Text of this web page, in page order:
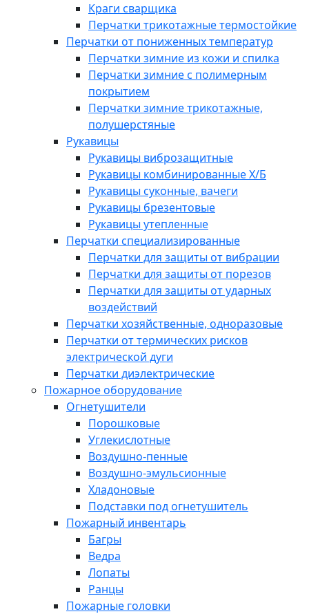
Краги сварщика
Перчатки трикотажные термостойкие
Перчатки от пониженных температур
Перчатки зимние из кожи и спилка
Перчатки зимние с полимерным
покрытием
Перчатки зимние трикотажные,
полушерстяные
Рукавицы
Рукавицы виброзащитные
Рукавицы комбинированные Х/Б
Рукавицы суконные, вачеги
Рукавицы брезентовые
Рукавицы утепленные
Перчатки специализированные
Перчатки для защиты от вибрации
Перчатки для защиты от порезов
Перчатки для защиты от ударных
воздействий
Перчатки хозяйственные, одноразовые
Перчатки от термических рисков
электрической дуги
Перчатки диэлектрические
Пожарное оборудование
Огнетушители
Порошковые
Углекислотные
Воздушно-пенные
Воздушно-эмульсионные
Хладоновые
Подставки под огнетушитель
Пожарный инвентарь
Багры
Ведра
Лопаты
Ранцы
Пожарные головки